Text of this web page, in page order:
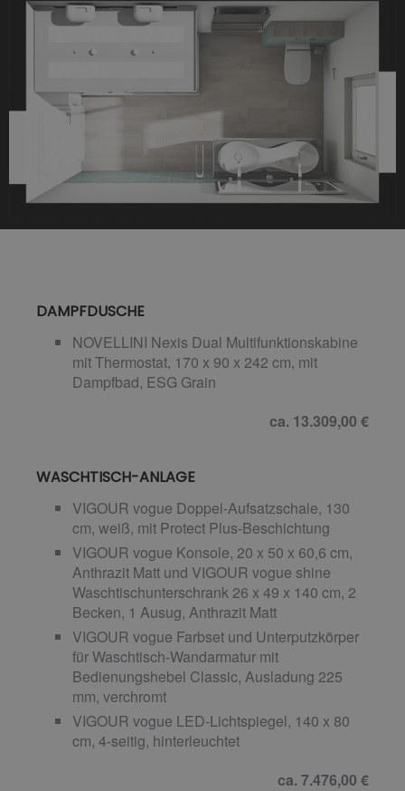
DAMPFDUSCHE
NOVELLINI Nexis Dual Multifunktionskabine
mit Thermostat, 170 x 90 x 242 cm, mit
Dampfbad, ESG Grain
ca. 13.309,00 €
WASCHTISCH-ANLAGE
VIGOUR vogue Doppel-Aufsatzschale, 130
cm, weiß, mit Protect Plus-Beschichtung
VIGOUR vogue Konsole, 20 x 50 x 60,6 cm,
Anthrazit Matt und VIGOUR vogue shine
Waschtischunterschrank 26 x 49 x 140 cm, 2
Becken, 1 Ausug, Anthrazit Matt
VIGOUR vogue Farbset und Unterputzkörper
für Waschtisch-Wandarmatur mit
Bedienungshebel Classic, Ausladung 225
mm, verchromt
VIGOUR vogue LED-Lichtspiegel, 140 x 80
cm, 4-seitig, hinterleuchtet
ca. 7.476,00 €